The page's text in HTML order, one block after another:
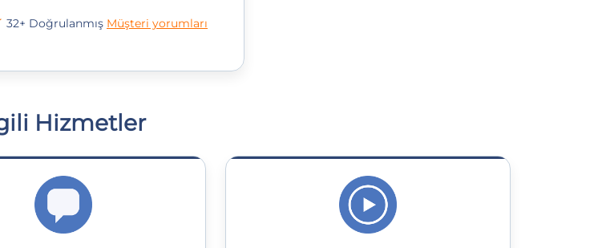
32+ Doğrulanmış Müşteri yorumları
Hizmetler